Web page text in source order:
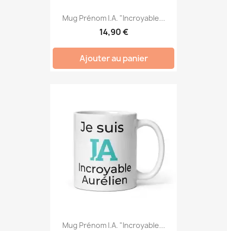
Mug Prénom I.A. "Incroyable...
14,90 €
Ajouter au panier
Mug Prénom I.A. "Incroyable...